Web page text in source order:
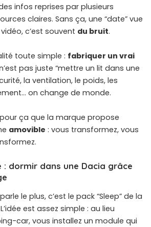
infos reprises par plusieurs
claires. Sans ça, une “date” vue
c’est souvent du bruit.
toute simple : fabriquer un vrai
pas juste “mettre un lit dans une
la ventilation, le poids, les
on change de monde.
ça que la marque propose
amovible : vous transformez, vous
: dormir dans une Dacia grâce
le plus, c’est le pack “Sleep” de la
est assez simple : au lieu
car, vous installez un module qui